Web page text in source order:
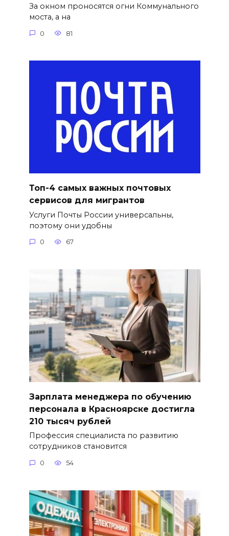
За окном проносятся огни Коммунального
моста, а на
0 81
Топ-4 самых важных почтовых
сервисов для мигрантов
Услуги Почты России универсальны,
поэтому они удобны
0 67
Зарплата менеджера по обучению
персонала в Красноярске достигла
210 тысяч рублей
Профессия специалиста по развитию
сотрудников становится
0 54